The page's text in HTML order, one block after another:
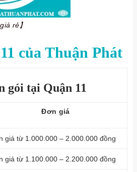
rẻ】
của Thuận Phát
gói tại Quận 11
Đơn giá
giá từ 1.000.000 – 2.000.000 đồng
giá từ 1.100.000 – 2.200.000 đồng